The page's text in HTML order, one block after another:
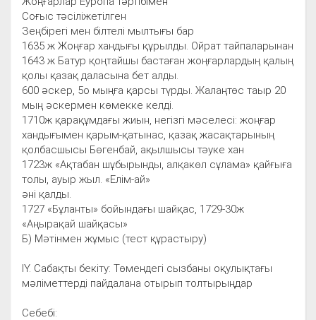
Соғыс тәсіліжетілген
Зеңбірегі мен білтелі мылтығы бар
1635 ж Жоңғар хандығы құрылды. Ойрат тайпаларынан
1643 ж Батур қоңтайшы бастаған жоңғарлардың қалың
қолы қазақ даласына бет алды.
600 әскер, 5о мыңға қарсы түрды. Жалаңтөс таыр 20
мың әскермен көмекке келді.
1710ж қарақұмдағы жиын, негізгі мәселесі: жоңғар
хандығымен қарым-қатынас, қазақ жасақтарының
қолбасшысы Бөгенбай, ақылшысы тәуке хан
1723ж «Ақтабан шұбырынды, алқакөл сұлама» қайғыға
толы, ауыр жыл. «Елім-ай»
әні қалды.
1727 «Бұланты» бойындағы шайқас, 1729-30ж
«Аңырақай шайқасы»
Б) Мәтінмен жұмыс (тест құрастыру)
ІҮ. Сабақты бекіту: Төмендегі сызбаны оқулықтағы
мәліметтерді пайдалана отырып толтырыңдар
Себебі: